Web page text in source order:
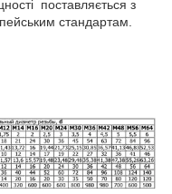
поставляється з
стандартам.